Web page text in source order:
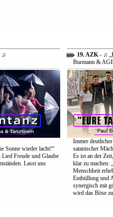
♫
Sonne wieder lacht!“
Freude und Glaube
Lasst uns
19. AZK- ♫
Burmann &
Immer
satanischer
Es ist an der
klar zu machen:
Menschheit
Enthüllung und
synergisch mit
wird das Böse